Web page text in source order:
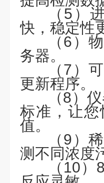
（ 5）
快，稳定性
（6）
务器。
（7）
更新程序。
（8）
标准，让
值。
（9）
测不同浓度
（ 10）